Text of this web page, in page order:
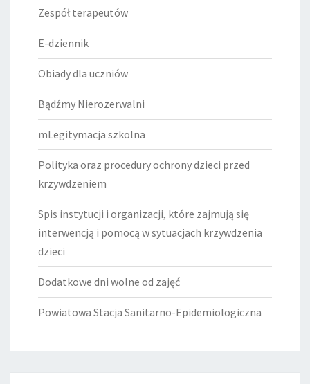
Zespół terapeutów
E-dziennik
Obiady dla uczniów
Bądźmy Nierozerwalni
mLegitymacja szkolna
Polityka oraz procedury ochrony dzieci przed
krzywdzeniem
Spis instytucji i organizacji, które zajmują się
interwencją i pomocą w sytuacjach krzywdzenia
dzieci
Dodatkowe dni wolne od zajęć
Powiatowa Stacja Sanitarno-Epidemiologiczna